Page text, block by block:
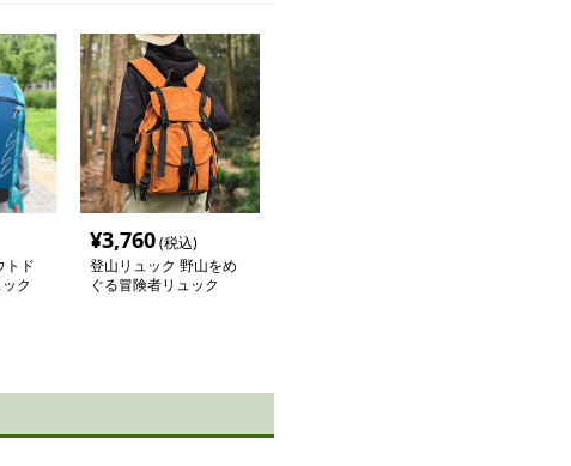
トド
ク
¥3,760(税込)
登山リュック 野山をめ
ぐる冒険者リュック